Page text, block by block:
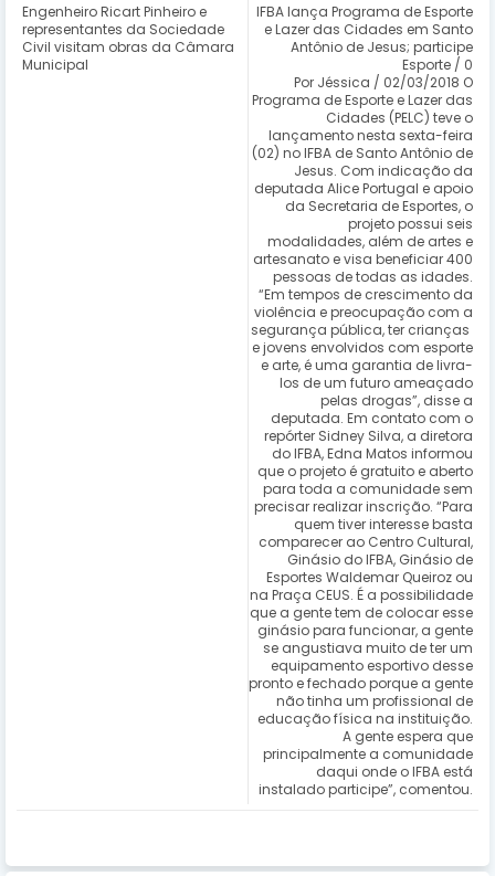
IFBA lança Programa de Esporte
e Lazer das Cidades em Santo
Antônio de Jesus; participe
Esporte / 0
Por Jéssica / 02/03/2018 O
Programa de Esporte e Lazer das
Cidades (PELC) teve o
lançamento nesta sexta-feira
(02) no IFBA de Santo Antônio de
Jesus. Com indicação da
deputada Alice Portugal e apoio
da Secretaria de Esportes, o
projeto possui seis
modalidades, além de artes e
artesanato e visa beneficiar 400
pessoas de todas as idades.
“Em tempos de crescimento da
violência e preocupação com a
segurança pública, ter crianças
e jovens envolvidos com esporte
e arte, é uma garantia de livra-
los de um futuro ameaçado
pelas drogas”, disse a
deputada. Em contato com o
repórter Sidney Silva, a diretora
do IFBA, Edna Matos informou
que o projeto é gratuito e aberto
para toda a comunidade sem
precisar realizar inscrição. “Para
quem tiver interesse basta
comparecer ao Centro Cultural,
Ginásio do IFBA, Ginásio de
Esportes Waldemar Queiroz ou
na Praça CEUS. É a possibilidade
que a gente tem de colocar esse
ginásio para funcionar, a gente
se angustiava muito de ter um
equipamento esportivo desse
pronto e fechado porque a gente
não tinha um profissional de
educação física na instituição.
A gente espera que
principalmente a comunidade
daqui onde o IFBA está
instalado participe”, comentou.
Engenheiro Ricart Pinheiro e
representantes da Sociedade
Civil visitam obras da Câmara
Municipal